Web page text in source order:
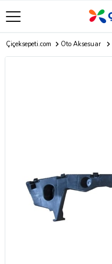
Çiçeksepeti.com Oto Aksesuar